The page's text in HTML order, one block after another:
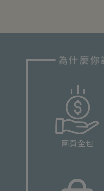
為什麼你
團費全包